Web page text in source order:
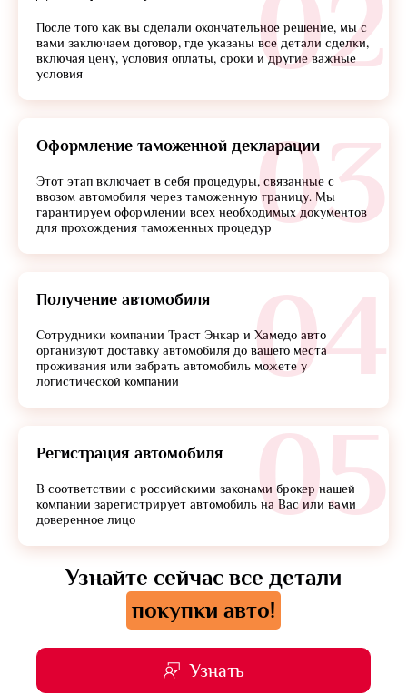
02
После того как вы сделали окончательное решение, мы с
вами заключаем договор, где указаны все детали сделки,
включая цену, условия оплаты, сроки и другие важные
условия
03
Оформление таможенной декларации
Этот этап включает в себя процедуры, связанные с
ввозом автомобиля через таможенную границу. Мы
гарантируем оформлении всех необходимых документов
для прохождения таможенных процедур
04
Получение автомобиля
Сотрудники компании Траст Энкар и Хамедо авто
организуют доставку автомобиля до вашего места
проживания или забрать автомобиль можете у
логистической компании
05
Регистрация автомобиля
В соответствии с российскими законами брокер нашей
компании зарегистрирует автомобиль на Вас или вами
доверенное лицо
Узнайте сейчас все детали
покупки авто!
Узнать